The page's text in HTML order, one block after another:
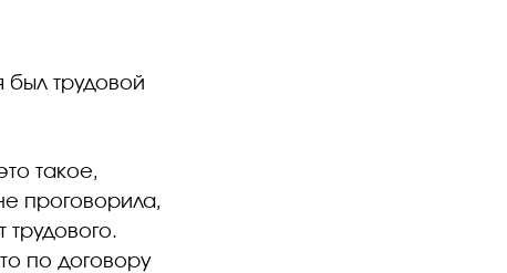
трудовой
такое,
проговорила,
трудового.
по договору